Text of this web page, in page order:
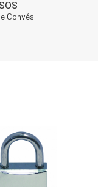
Convés